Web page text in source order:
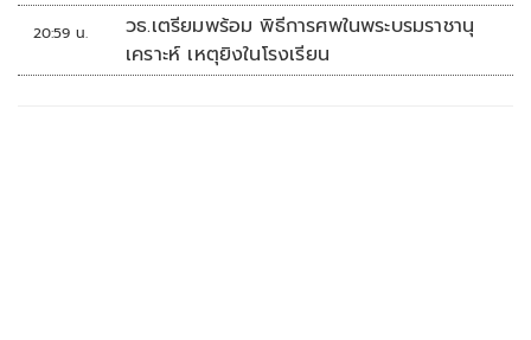
20:59 น.
วธ.เตรียมพร้อม พิธีการศพในพระบรมราชานุ
เคราะห์ เหตุยิงในโรงเรียน